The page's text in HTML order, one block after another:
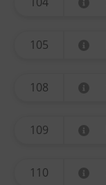
105
108
109
110